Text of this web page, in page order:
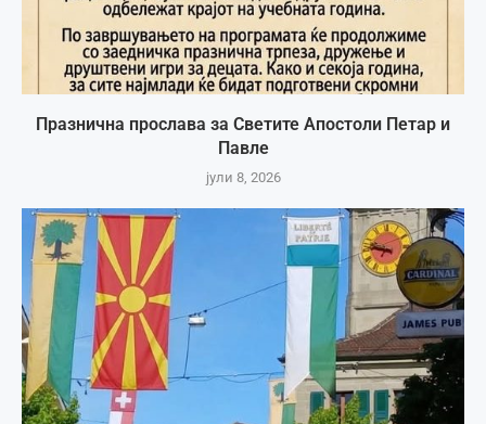
Празнична прослава за Светите Апостоли Петар и
Павле
јули 8, 2026